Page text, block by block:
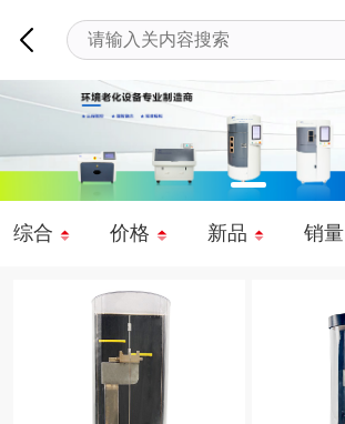
综合 价格 新品 销量